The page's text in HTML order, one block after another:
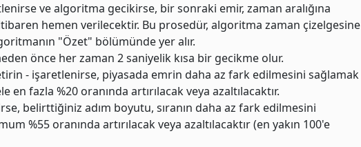
ve algoritma gecikirse, bir sonraki emir, zaman aralığına
hemen verilecektir. Bu prosedür, algoritma zaman çizelgesine
"Özet" bölümünde yer alır.
önce her zaman 2 saniyelik kısa bir gecikme olur.
- işaretlenirse, piyasada emrin daha az fark edilmesini sağlamak
fazla %20 oranında artırılacak veya azaltılacaktır.
belirttiğiniz adım boyutu, sıranın daha az fark edilmesini
%55 oranında artırılacak veya azaltılacaktır (en yakın 100'e